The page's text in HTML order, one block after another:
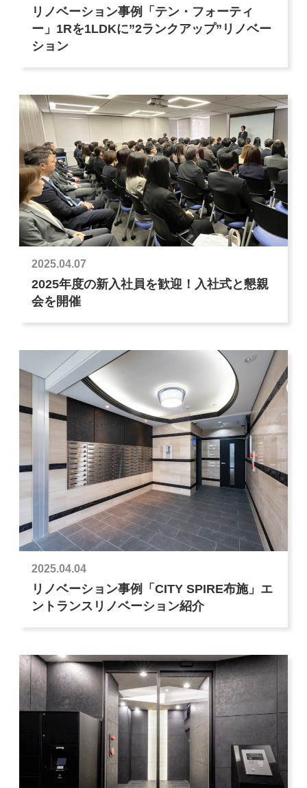
リノベーション事例「テン・フォーティ
ー」1Rを1LDKに”2ランクアップ”リノベー
ション
2025.04.07
2025年度の新入社員を歓迎！入社式と懇親
会を開催
2025.04.04
リノベーション事例「CITY SPIRE布施」エ
ントランスリノベーション紹介